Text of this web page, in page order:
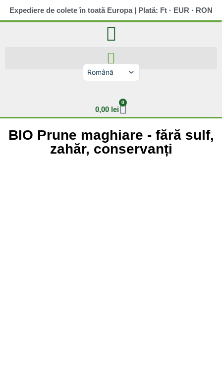
Expediere de colete în toată Europa | Plată: Ft · EUR · RON
Română
English (UK)
0,00 lei
0
BIO Prune maghiare - fără sulf,
zahăr, conservanți